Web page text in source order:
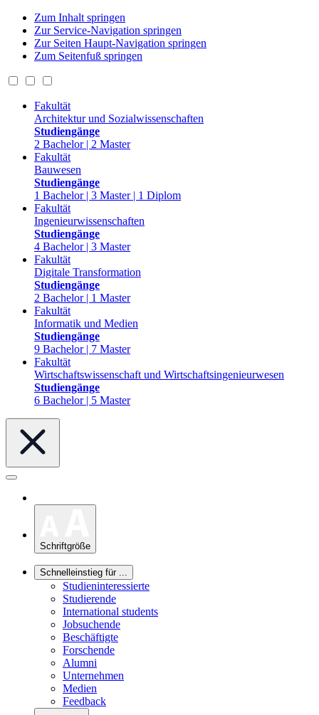
Zum Inhalt springen
Zur Service-Navigation springen
Zur Seiten Haupt-Navigation springen
Zum Seitenfuß springen
Fakultät
Architektur und Sozialwissenschaften
Studiengänge
2 Bachelor | 2 Master
Fakultät
Bauwesen
Studiengänge
1 Bachelor | 3 Master | 1 Diplom
Fakultät
Ingenieurwissenschaften
Studiengänge
4 Bachelor | 3 Master
Fakultät
Digitale Transformation
Studiengänge
2 Bachelor | 1 Master
Fakultät
Informatik und Medien
Studiengänge
9 Bachelor | 7 Master
Fakultät
Wirtschaftswissenschaft und Wirtschaftsingenieurwesen
Studiengänge
6 Bachelor | 5 Master
Schriftgröße
Schnelleinstieg für ...
Studieninteressierte
Studierende
International students
Jobsuchende
Beschäftigte
Forschende
Alumni
Unternehmen
Medien
Feedback